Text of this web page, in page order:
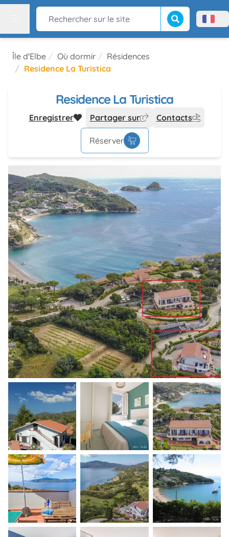
Rechercher sur le site Lancer la Menù
Île d'Elbe Où dormir
Résidences
Residence La Turistica
Residence La Turistica
Enregistrer Partager sur Contacts
Réserver